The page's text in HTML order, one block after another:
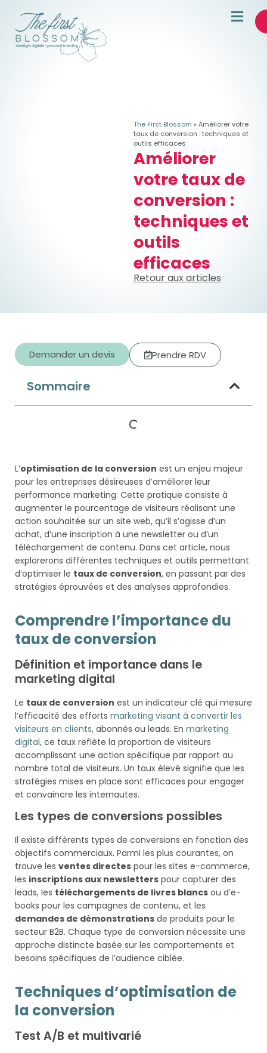
The First Blossom »Améliorer votre
taux de conversion : techniques et
outils efficaces
Améliorer
votre taux de
conversion :
techniques et
outils
efficaces
Retour aux articles
Demander un devis Prendre RDV
Sommaire
L’optimisation de la conversion est un enjeu majeur
pour les entreprises désireuses d’améliorer leur
performance marketing. Cette pratique consiste à
augmenter le pourcentage de visiteurs réalisant une
action souhaitée sur un site web, qu’il s’agisse d’un
achat, d’une inscription à une newsletter ou d’un
téléchargement de contenu. Dans cet article, nous
explorerons différentes techniques et outils permettant
d’optimiser le taux de conversion, en passant par des
stratégies éprouvées et des analyses approfondies.
Comprendre l’importance du
taux de conversion
Définition et importance dans le
marketing digital
Le taux de conversion est un indicateur clé qui mesure
l’efficacité des efforts marketing visant à convertir les
visiteurs en clients, abonnés ou leads. En marketing
digital, ce taux reflète la proportion de visiteurs
accomplissant une action spécifique par rapport au
nombre total de visiteurs. Un taux élevé signifie que les
stratégies mises en place sont efficaces pour engager
et convaincre les internautes.
Les types de conversions possibles
Il existe différents types de conversions en fonction des
objectifs commerciaux. Parmi les plus courantes, on
trouve les ventes directes pour les sites e-commerce,
les inscriptions aux newsletters pour capturer des
leads, les téléchargements de livres blancs ou d’e-
books pour les campagnes de contenu, et les
demandes de démonstrations de produits pour le
secteur B2B. Chaque type de conversion nécessite une
approche distincte basée sur les comportements et
besoins spécifiques de l’audience ciblée.
Techniques d’optimisation de
la conversion
Test A/B et multivarié